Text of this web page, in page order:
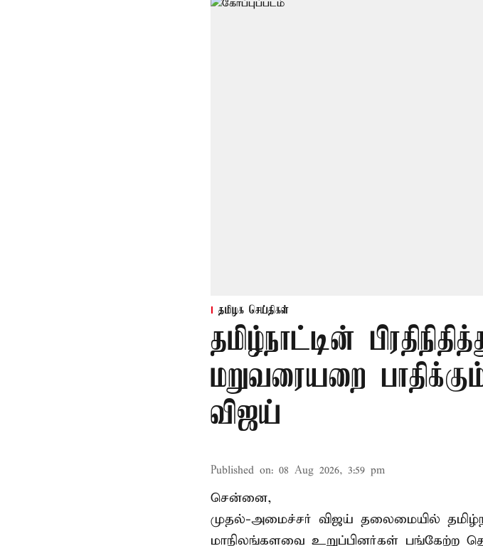
தமிழக செய்திகள்
தமிழ்நாட்டின்
மறுவரையறை
விஜய்
Published on: 08 Aug 2026, 3:59 pm
சென்னை,
முதல்-அமைச்சர் விஜய் தலைமையில்
மாநிலங்களவை உறுப்பினர்கள் பங்கேற்ற